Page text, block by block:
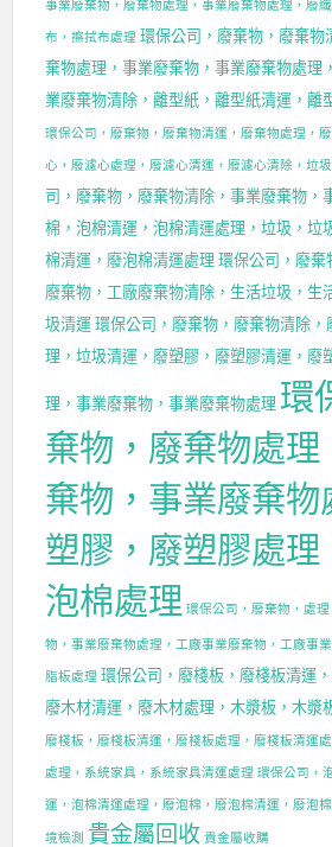
事業廢棄物，廢棄物處理，事業廢棄物處理，廢
布，擦拭布處理 環保公司，廢棄物，廢棄物
棄物處理，事業廢棄物，事業廢棄物處理
業廢棄物清除，離型紙，離型紙清運，離
環保公司，廢棄物，廢棄物清運，廢棄物處理，
心，廢濾心處理，廢濾心清運，廢濾心清除，垃
司，廢棄物，廢棄物清除，事業廢棄物，
棉，泡棉清運，泡棉清運處理，垃圾，垃
棉清運，廢泡棉清運處理 環保公司，廢棄
廢棄物，工廠廢棄物清除，生活垃圾，生
圾清運 環保公司，廢棄物，廢棄物清除
理，垃圾清運，廢塑膠，廢塑膠清運，廢
理，事業廢棄物，事業廢棄物處理 環
棄物，廢棄物處理
棄物，事業廢棄物
塑膠，廢塑膠處理
泡棉處理 環保公司，廢棄物，處
物，事業廢棄物處理，工廠事業廢棄物，工廠事
脂板處理 環保公司，廢棧板，廢棧板清運
廢木材清運，廢木材處理，木漿板，木漿
廢棧板，廢棧板清運，廢棧板處理，廢棧板清運
處理，系統家具，系統家具清運處理 環保公司，
運，泡棉清運處理，廢泡棉，廢泡棉清運，廢泡
境檢測 貴金屬回收 貴金屬收購